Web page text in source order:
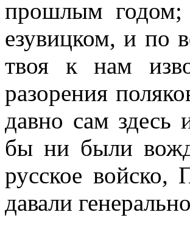
прошлым годом;
езувицком, и по
твоя к нам
разорения
давно сам
бы ни были
русское войско,
давали